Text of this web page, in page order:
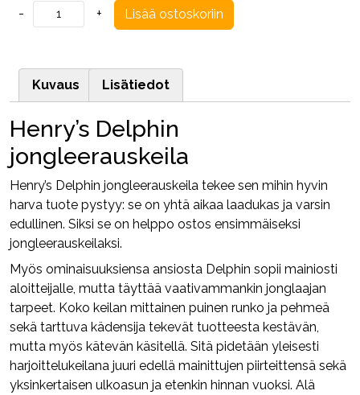
-
Henry's
Delphin
määrä
+ Lisää ostoskoriin
Kuvaus Lisätiedot
Henry’s Delphin
jongleerauskeila
Henry’s Delphin jongleerauskeila tekee sen mihin hyvin
harva tuote pystyy: se on yhtä aikaa laadukas ja varsin
edullinen. Siksi se on helppo ostos ensimmäiseksi
jongleerauskeilaksi.
Myös ominaisuuksiensa ansiosta Delphin sopii mainiosti
aloitteijalle, mutta täyttää vaativammankin jonglaajan
tarpeet. Koko keilan mittainen puinen runko ja pehmeä
sekä tarttuva kädensija tekevät tuotteesta kestävän,
mutta myös kätevän käsitellä. Sitä pidetään yleisesti
harjoittelukeilana juuri edellä mainittujen piirteittensä sekä
yksinkertaisen ulkoasun ja etenkin hinnan vuoksi. Alä